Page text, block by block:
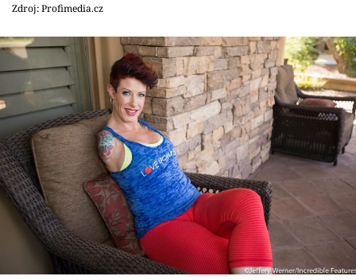
Videa
Sledujte prima+
Přihlášení
Sledujte nás
Zdroj: Profimedia.cz